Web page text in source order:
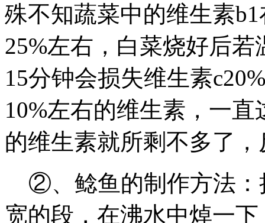
殊不知蔬菜中的维生素
25%左右，白菜烧好后若
15分钟会损失维生素
10%左右的维生素，一
的维生素就所剩不多了
②、鲶鱼的制作方法：
宽的段，在沸水中焯一